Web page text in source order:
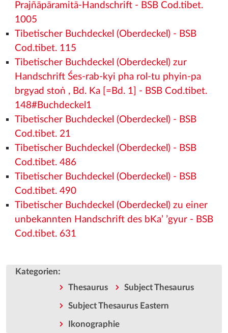
Prajñāpāramitā-Handschrift - BSB Cod.tibet.
1005
Tibetischer Buchdeckel (Oberdeckel) - BSB
Cod.tibet. 115
Tibetischer Buchdeckel (Oberdeckel) zur
Handschrift Śes-rab-kyi pha rol-tu phyin-pa
brgyad stoṅ , Bd. Ka [=Bd. 1] - BSB Cod.tibet.
148#Buchdeckel1
Tibetischer Buchdeckel (Oberdeckel) - BSB
Cod.tibet. 21
Tibetischer Buchdeckel (Oberdeckel) - BSB
Cod.tibet. 486
Tibetischer Buchdeckel (Oberdeckel) - BSB
Cod.tibet. 490
Tibetischer Buchdeckel (Oberdeckel) zu einer
unbekannten Handschrift des bKa’ ’gyur - BSB
Cod.tibet. 631
Kategorien:
Thesaurus Subject Thesaurus
Subject Thesaurus Eastern
Ikonographie